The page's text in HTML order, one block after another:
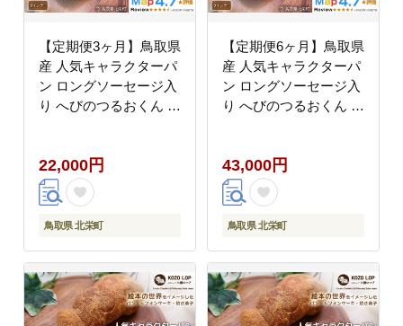
【定期便3ヶ月】鳥取県
産 人気キャラクターパ
ン ロングソーセージ入
り へびのつるおくん 5
22,000円
鳥取県 北栄町
【定期便6ヶ月】鳥取県
産 人気キャラクターパ
ン ロングソーセージ入
り へびのつるおくん 5
43,000円
鳥取県 北栄町